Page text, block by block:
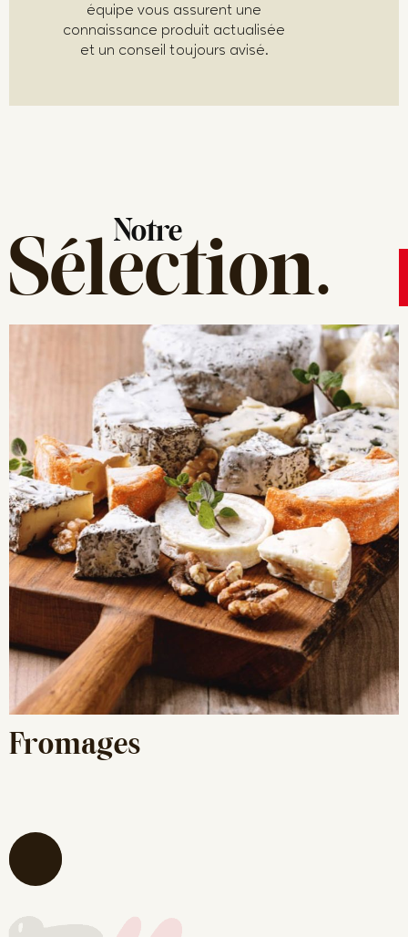
équipe vous assurent une
connaissance produit actualisée
et un conseil toujours avisé.
Notre
Sélection.
Fromages